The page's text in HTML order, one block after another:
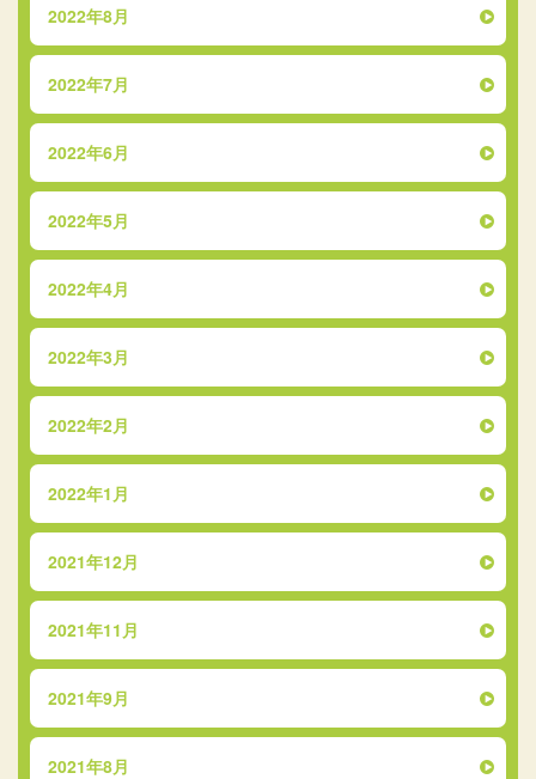
2022年8月
2022年7月
2022年6月
2022年5月
2022年4月
2022年3月
2022年2月
2022年1月
2021年12月
2021年11月
2021年9月
2021年8月